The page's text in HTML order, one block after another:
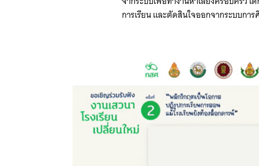
การเรียน และตัดสินใจออกจากระบบกา